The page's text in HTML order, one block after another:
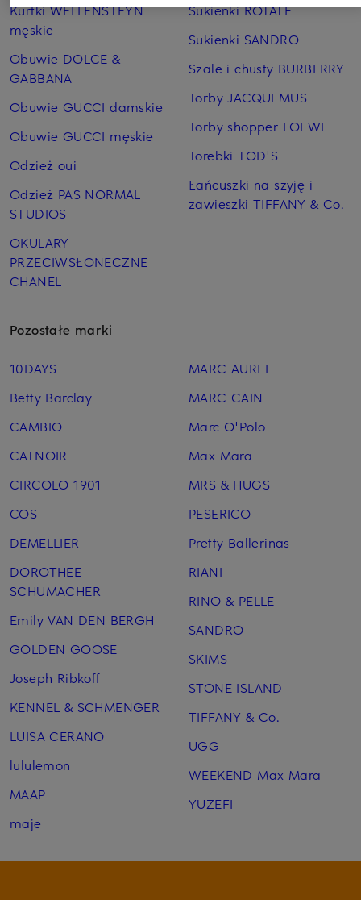
Kurtki WELLENSTEYN
męskie
Obuwie DOLCE &
GABBANA
Obuwie GUCCI damskie
Obuwie GUCCI męskie
Odzież oui
Odzież PAS NORMAL
STUDIOS
OKULARY
PRZECIWSŁONECZNE
CHANEL
Sukienki ROTATE
Sukienki SANDRO
Szale i chusty BURBERRY
Torby JACQUEMUS
Torby shopper LOEWE
Torebki TOD'S
Łańcuszki na szyję i
zawieszki TIFFANY & Co.
Pozostałe marki
10DAYS
Betty Barclay
CAMBIO
CATNOIR
CIRCOLO 1901
COS
DEMELLIER
DOROTHEE
SCHUMACHER
Emily VAN DEN BERGH
GOLDEN GOOSE
Joseph Ribkoff
KENNEL & SCHMENGER
LUISA CERANO
lululemon
MAAP
maje
MARC AUREL
MARC CAIN
Marc O'Polo
Max Mara
MRS & HUGS
PESERICO
Pretty Ballerinas
RIANI
RINO & PELLE
SANDRO
SKIMS
STONE ISLAND
TIFFANY & Co.
UGG
WEEKEND Max Mara
YUZEFI